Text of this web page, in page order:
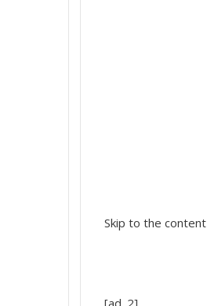
Skip to the content
[ad_2]